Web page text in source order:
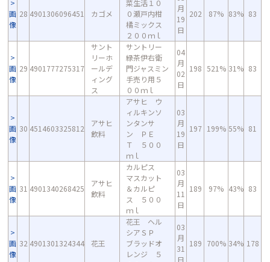
画
像
28 4901306096451 カゴメ
菜生活１０
０瀬戸内柑
橘ミックス
２００ｍｌ
月
19
日
202 87% 83% 83
画
像
29 4901777275317
サント
リーホ
ールデ
ィング
ス
サントリー
緑茶伊右衛
門ジャスミン
手売り用５
００ｍｌ
04
月
02
日
198 521% 31% 83
画
像
30 4514603325812
アサヒ
飲料
アサヒ ウ
ィルキンソ
ンタンサ
ン ＰＥ
Ｔ ５００
ｍｌ
03
月
19
日
197 199% 55% 81
画
像
31 4901340268425
アサヒ
飲料
カルピス
マスカット
＆カルピ
ス ５００
ｍｌ
03
月
11
日
189 97% 43% 83
画
像
32 4901301324344 花王
花王 ヘル
シアＳＰ
ブラッドオ
レンジ ５
03
月
31
日
189 700% 34% 178